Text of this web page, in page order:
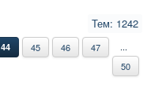
Тем: 1242
44 45 46 47
...
50